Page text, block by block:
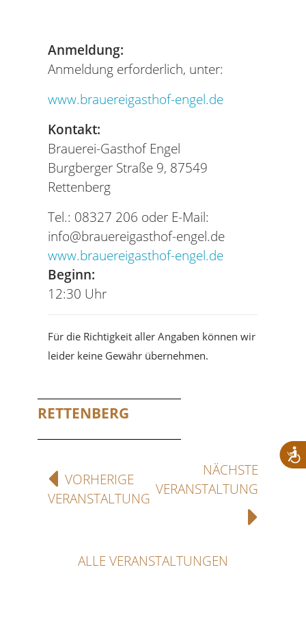
Anmeldung:
Anmeldung erforderlich, unter:
www.brauereigasthof-engel.de
Kontakt:
Brauerei-Gasthof Engel
Burgberger Straße 9, 87549
Rettenberg
Tel.: 08327 206 oder E-Mail:
info@brauereigasthof-engel.de
www.brauereigasthof-engel.de
Beginn:
12:30 Uhr
Für die Richtigkeit aller Angaben können wir
leider keine Gewähr übernehmen.
RETTENBERG
VORHERIGE
VERANSTALTUNG
NÄCHSTE
VERANSTALTUNG
ALLE VERANSTALTUNGEN